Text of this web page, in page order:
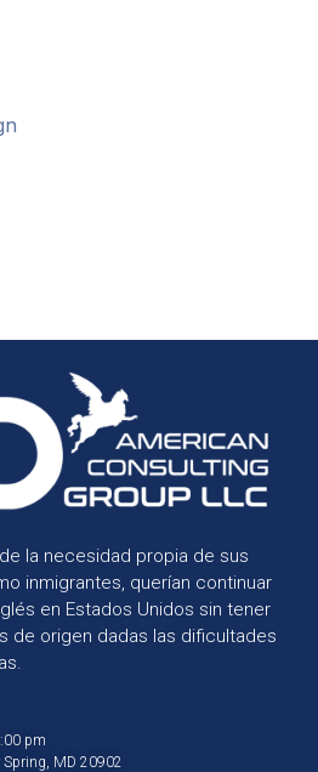
la necesidad propia de sus
inmigrantes, querían continuar
en Estados Unidos sin tener
de origen dadas las dificultades
pm
Spring, MD 20902